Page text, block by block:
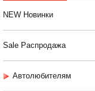
NEW Новинки
Sale Распродажа
Автолюбителям